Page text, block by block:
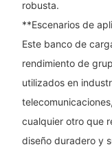
robusta.
**Escenarios de
Este banco de
rendimiento de
utilizados en
cualquier otro que
diseño duradero y